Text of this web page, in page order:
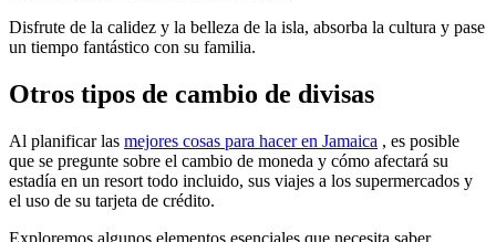
Disfrute de la calidez y la belleza de la isla, absorba la cultura y pase
un tiempo fantástico con su familia.
Otros tipos de cambio de divisas
Al planificar las mejores cosas para hacer en Jamaica , es posible
que se pregunte sobre el cambio de moneda y cómo afectará su
estadía en un resort todo incluido, sus viajes a los supermercados y
el uso de su tarjeta de crédito.
Exploremos algunos elementos esenciales que necesita saber.